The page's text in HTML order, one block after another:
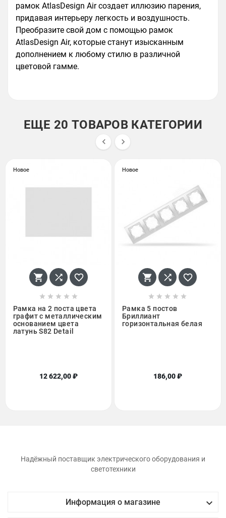
рамок AtlasDesign Air создает иллюзию парения,
придавая интерьеру легкость и воздушность.
Преобразите свой дом с помощью рамок
AtlasDesign Air, которые станут изысканным
дополнением к любому стилю в различной
цветовой гамме.
ЕЩЕ 20 ТОВАРОВ КАТЕГОРИИ
 
Новое
  
    
Рамка на 2 поста цвета
графит с металлическим
основанием цвета
латунь S82 Detail
12 622,00 ₽
Новое
  
    
Рамка 5 постов
Бриллиант
горизонтальная белая
186,00 ₽
Надёжный поставщик электрического оборудования и
светотехники
Информация о магазине 